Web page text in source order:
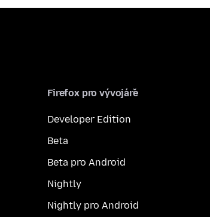
Firefox pro vývojáře
Developer Edition
Beta
Beta pro Android
Nightly
Nightly pro Android